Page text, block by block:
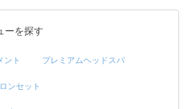
ーを探す
ント プレミアムヘッドスパ
ンセット